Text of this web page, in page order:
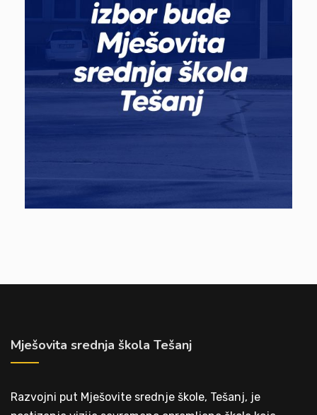
Mješovita srednja škola Tešanj
Razvojni put Mješovite srednje škole, Tešanj, je